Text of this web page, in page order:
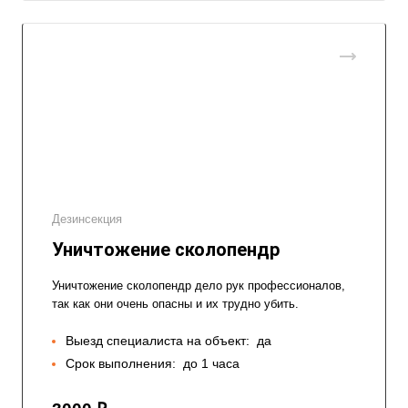
Дезинсекция
Уничтожение сколопендр
Уничтожение сколопендр дело рук профессионалов,
так как они очень опасны и их трудно убить.
Выезд специалиста на объект:
да
Срок выполнения:
до 1 часа